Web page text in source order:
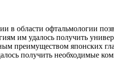
в области офтальмологии
им удалось получить
преимуществом японских
получить необходимые